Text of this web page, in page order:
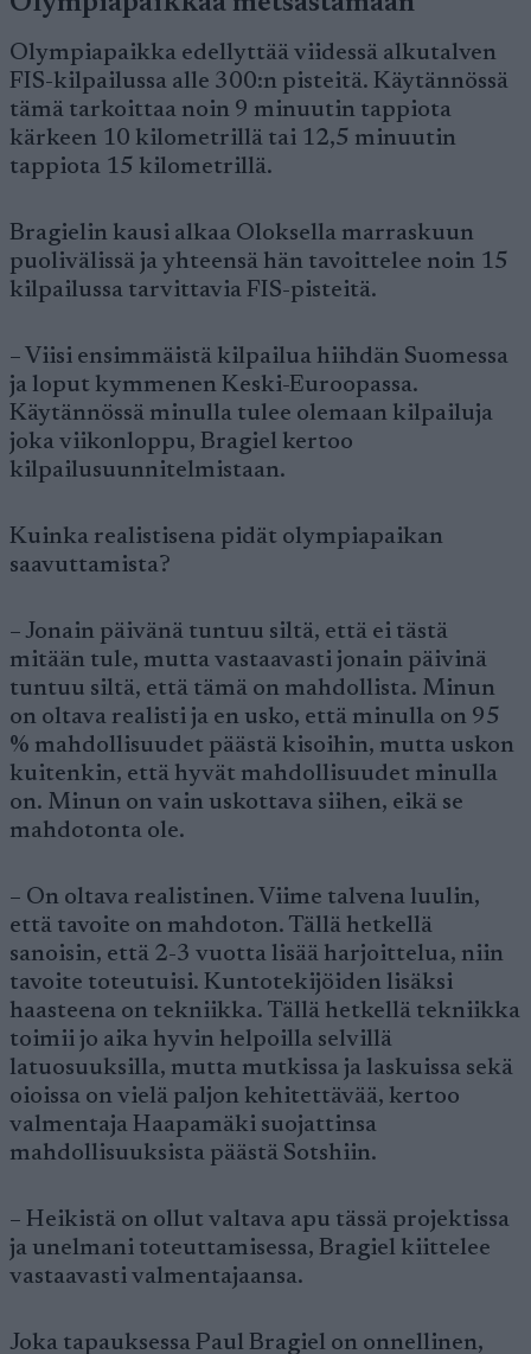
Olympiapaikka edellyttää viidessä alkutalven
FIS-kilpailussa alle 300:n pisteitä. Käytännössä
tämä tarkoittaa noin 9 minuutin tappiota
kärkeen 10 kilometrillä tai 12,5 minuutin
tappiota 15 kilometrillä.
Bragielin kausi alkaa Oloksella marraskuun
puolivälissä ja yhteensä hän tavoittelee noin 15
kilpailussa tarvittavia FIS-pisteitä.
– Viisi ensimmäistä kilpailua hiihdän Suomessa
ja loput kymmenen Keski-Euroopassa.
Käytännössä minulla tulee olemaan kilpailuja
joka viikonloppu, Bragiel kertoo
kilpailusuunnitelmistaan.
Kuinka realistisena pidät olympiapaikan
saavuttamista?
– Jonain päivänä tuntuu siltä, että ei tästä
mitään tule, mutta vastaavasti jonain päivinä
tuntuu siltä, että tämä on mahdollista. Minun
on oltava realisti ja en usko, että minulla on 95
% mahdollisuudet päästä kisoihin, mutta uskon
kuitenkin, että hyvät mahdollisuudet minulla
on. Minun on vain uskottava siihen, eikä se
mahdotonta ole.
– On oltava realistinen. Viime talvena luulin,
että tavoite on mahdoton. Tällä hetkellä
sanoisin, että 2-3 vuotta lisää harjoittelua, niin
tavoite toteutuisi. Kuntotekijöiden lisäksi
haasteena on tekniikka. Tällä hetkellä tekniikka
toimii jo aika hyvin helpoilla selvillä
latuosuuksilla, mutta mutkissa ja laskuissa sekä
oioissa on vielä paljon kehitettävää, kertoo
valmentaja Haapamäki suojattinsa
mahdollisuuksista päästä Sotshiin.
– Heikistä on ollut valtava apu tässä projektissa
ja unelmani toteuttamisessa, Bragiel kiittelee
vastaavasti valmentajaansa.
Joka tapauksessa Paul Bragiel on onnellinen,